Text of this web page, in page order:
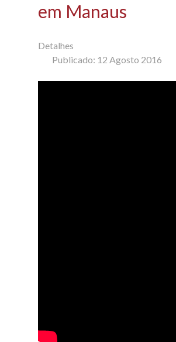
em Manaus
Detalhes
Publicado: 12 Agosto 2016